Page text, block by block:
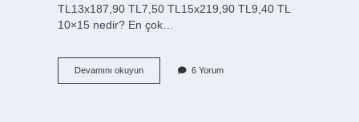
TL13x187,90 TL7,50 TL15x219,90 TL9,40 TL
10×15 nedir? En çok…
Devamını okuyunFotoğraf
Kaça
6 Yorum